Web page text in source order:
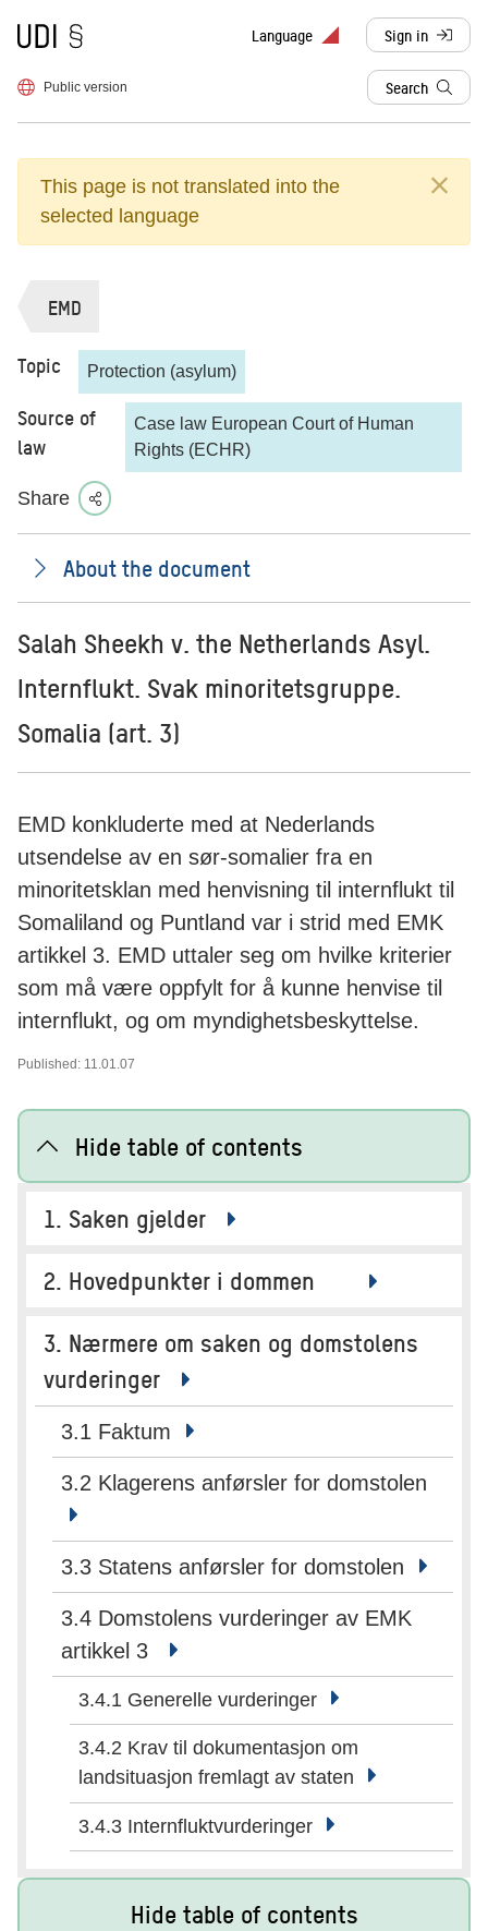
To frontpage Language Sign in
, redirects to
Public version Search
This page is not translated into the
selected language
EMD
Topic Protection (asylum)
Source of
law
Case law European Court of Human
Rights (ECHR)
Share
About the document
Salah Sheekh v. the Netherlands Asyl.
Internflukt. Svak minoritetsgruppe.
Somalia (art. 3)
EMD konkluderte med at Nederlands
utsendelse av en sør-somalier fra en
minoritetsklan med henvisning til internflukt til
Somaliland og Puntland var i strid med EMK
artikkel 3. EMD uttaler seg om hvilke kriterier
som må være oppfylt for å kunne henvise til
internflukt, og om myndighetsbeskyttelse.
Published: 11.01.07
Hide table of contents
1. Saken gjelder
2. Hovedpunkter i dommen
3. Nærmere om saken og domstolens
vurderinger
3.1 Faktum
3.2 Klagerens anførsler for domstolen
3.3 Statens anførsler for domstolen
3.4 Domstolens vurderinger av EMK
artikkel 3
3.4.1 Generelle vurderinger
3.4.2 Krav til dokumentasjon om
landsituasjon fremlagt av staten
3.4.3 Internfluktvurderinger
Hide table of contents